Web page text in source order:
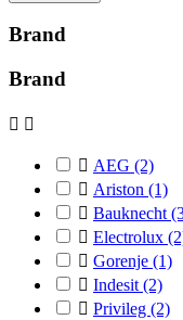
Brand
Brand
 
 AEG (2)
 Ariston (1)
 Bauknecht
 Electrolux
 Gorenje (1)
 Indesit (2)
 Privileg (2)